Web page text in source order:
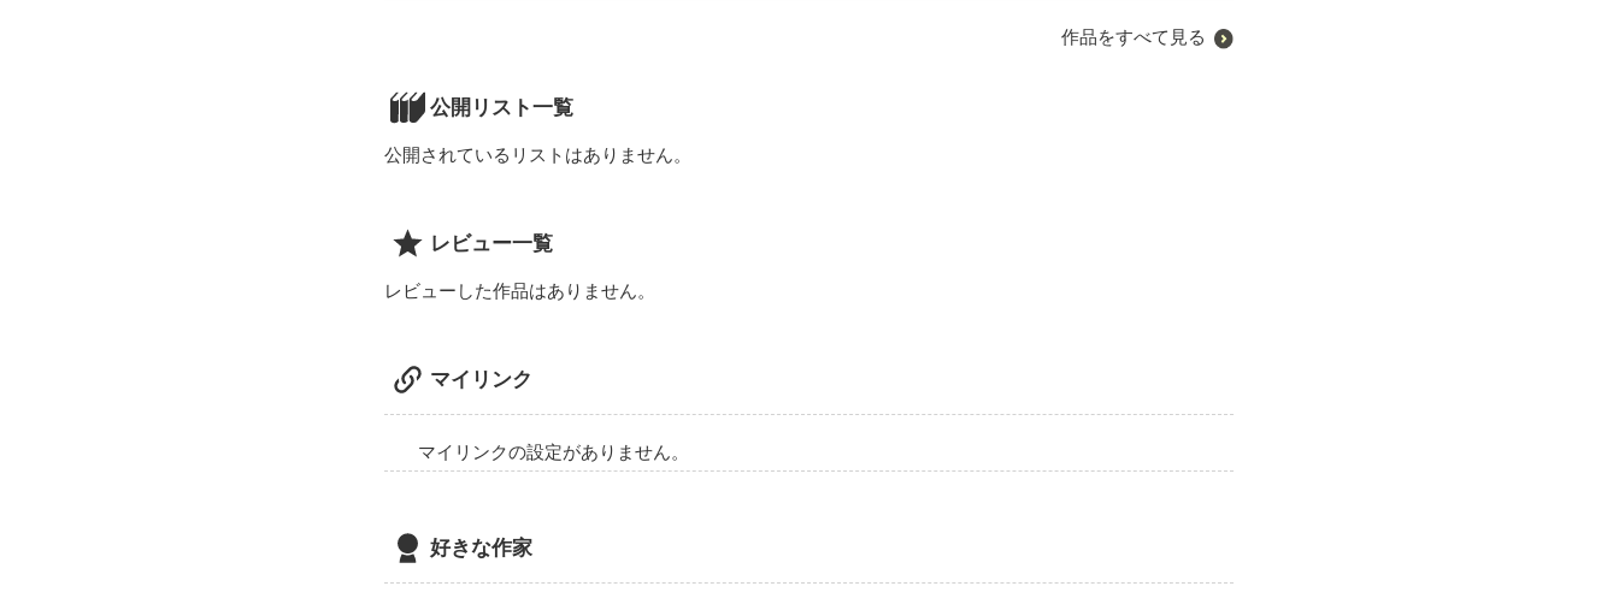
作品をすべて見る
公開リスト一覧
公開されているリストはありません。
レビュー一覧
レビューした作品はありません。
マイリンク
マイリンクの設定がありません。
好きな作家